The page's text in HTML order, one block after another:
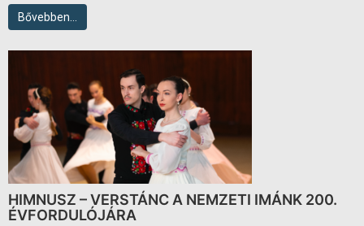
Bővebben…
HIMNUSZ – VERSTÁNC A NEMZETI IMÁNK 200.
ÉVFORDULÓJÁRA